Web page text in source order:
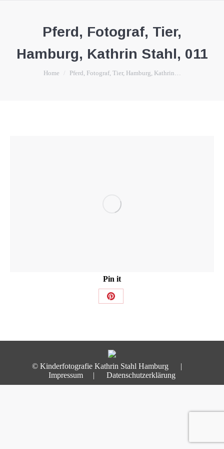
Pferd, Fotograf, Tier,
Hamburg, Kathrin Stahl, 011
You are here:
Home Pferd, Fotograf, Tier, Hamburg, Kathrin…
Pin it
Share
© Kinderfotografie Kathrin Stahl Hamburg |
Impressum | Datenschutzerklärung